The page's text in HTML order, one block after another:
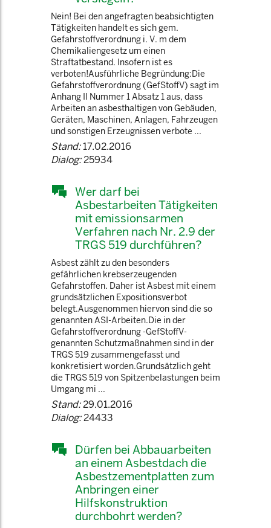
Nein! Bei den angefragten beabsichtigten
Tätigkeiten handelt es sich gem.
Gefahrstoffverordnung i. V. m dem
Chemikaliengesetz um einen
Straftatbestand. Insofern ist es
verboten!Ausführliche Begründung:Die
Gefahrstoffverordnung (GefStoffV) sagt im
Anhang II Nummer 1 Absatz 1 aus, dass
Arbeiten an asbesthaltigen von Gebäuden,
Geräten, Maschinen, Anlagen, Fahrzeugen
und sonstigen Erzeugnissen verbote ...
Stand:17.02.2016
Dialog:25934
Wer darf bei
Asbestarbeiten Tätigkeiten
mit emissionsarmen
Verfahren nach Nr. 2.9 der
TRGS 519 durchführen?
Asbest zählt zu den besonders
gefährlichen krebserzeugenden
Gefahrstoffen. Daher ist Asbest mit einem
grundsätzlichen Expositionsverbot
belegt.Ausgenommen hiervon sind die so
genannten ASI-Arbeiten.Die in der
Gefahrstoffverordnung -GefStoffV-
genannten Schutzmaßnahmen sind in der
TRGS 519 zusammengefasst und
konkretisiert worden.Grundsätzlich geht
die TRGS 519 von Spitzenbelastungen beim
Umgang mi ...
Stand:29.01.2016
Dialog:24433
Dürfen bei Abbauarbeiten
an einem Asbestdach die
Asbestzementplatten zum
Anbringen einer
Hilfskonstruktion
durchbohrt werden?